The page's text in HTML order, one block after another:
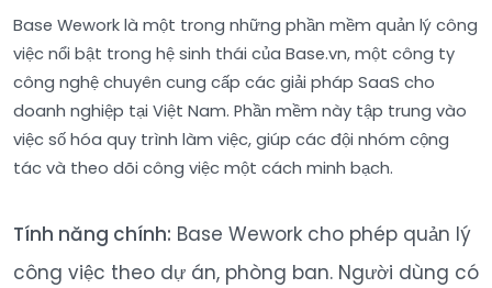
Base Wework là một trong những phần mềm quản lý công
việc nổi bật trong hệ sinh thái của Base.vn, một công ty
công nghệ chuyên cung cấp các giải pháp SaaS cho
doanh nghiệp tại Việt Nam. Phần mềm này tập trung vào
việc số hóa quy trình làm việc, giúp các đội nhóm cộng
tác và theo dõi công việc một cách minh bạch.
Tính năng chính: Base Wework cho phép quản lý
công việc theo dự án, phòng ban. Người dùng có